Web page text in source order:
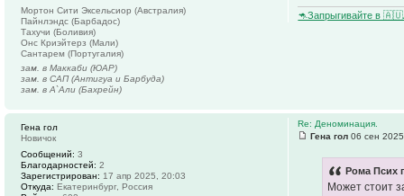
🦘Запрыгивайте в
Мортон Сити Эксельсиор (Австралия)
Пайнлэндс (Барбадос)
Тахучи (Боливия)
Онс Криэйтерз (Мали)
Сантарем (Португалия)
зам. в Маккаби (ЮАР)
зам. в САП (Антигуа и Барбуда)
зам. в А`Али (Бахрейн)
Re: Деноминация.
Гена гол 06 сен
Рома Псих
Может стоит
Гена гол
Новичок
Сообщений: 3
Благодарностей: 2
Зарегистрирован: 17 апр 2025, 20:03
Откуда: Екатеринбург, Россия